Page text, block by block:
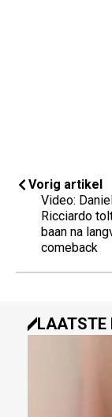
Vorig artikel
Video: Daniel
Ricciardo
baan na
comeback
LAATSTE